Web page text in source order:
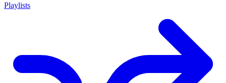
Playlists